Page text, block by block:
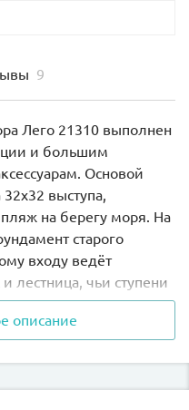
9
Лего 21310 выполнен
и большим
Основой
выступа,
на берегу моря. На
старого
входу ведёт
лестница, чьи ступени
свидетельствуют
обветшалых, более
рыбы. Сбоку
описание